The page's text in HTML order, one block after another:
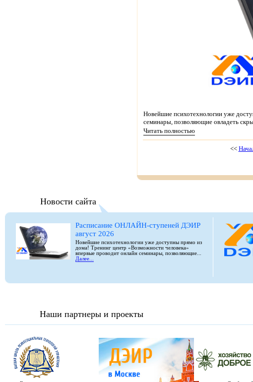
Новейшие психотехнологии уже
семинары, позволяющие овладеть
Читать полностью
<<
Новости сайта
Расписание ОНЛАЙН-ступеней ДЭИР
август 2026
Новейшие психотехнологии уже доступны прямо из
дома! Тренинг центр «Возможности человека»
впервые проводит онлайн семинары, позволяющие...
Далее...
Наши партнеры и проекты